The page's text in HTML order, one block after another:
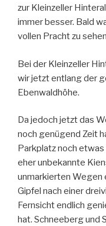
zur Kleinzeller
immer besser. Bald
vollen Pracht zu
Bei der Kleinzeller
wir jetzt entlang der
Ebenwaldhöhe.
Da jedoch jetzt das
noch genügend Zeit
Parkplatz noch
eher unbekannte
unmarkierten Wegen
Gipfel nach einer
Fernsicht endlich
hat. Schneeberg und